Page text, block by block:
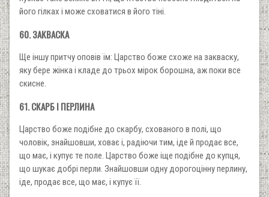
його гілках і може сховатися в його тіні.
60. ЗАКВАСКА
Ще іншу притчу оповів їм: Царство боже схоже на закваску,
яку бере жінка і кладе до трьох мірок борошна, аж поки все
скисне.
61. СКАРБ І ПЕРЛИНА
Царство боже подібне до скарбу, схованого в полі, що
чоловік, знайшовши, ховає і, радіючи тим, іде й продає все,
що має, і купує те поле. Царство боже іще подібне до купця,
що шукає добрі перли. Знайшовши одну дорогоцінну перлину,
іде, продає все, що має, і купує її.